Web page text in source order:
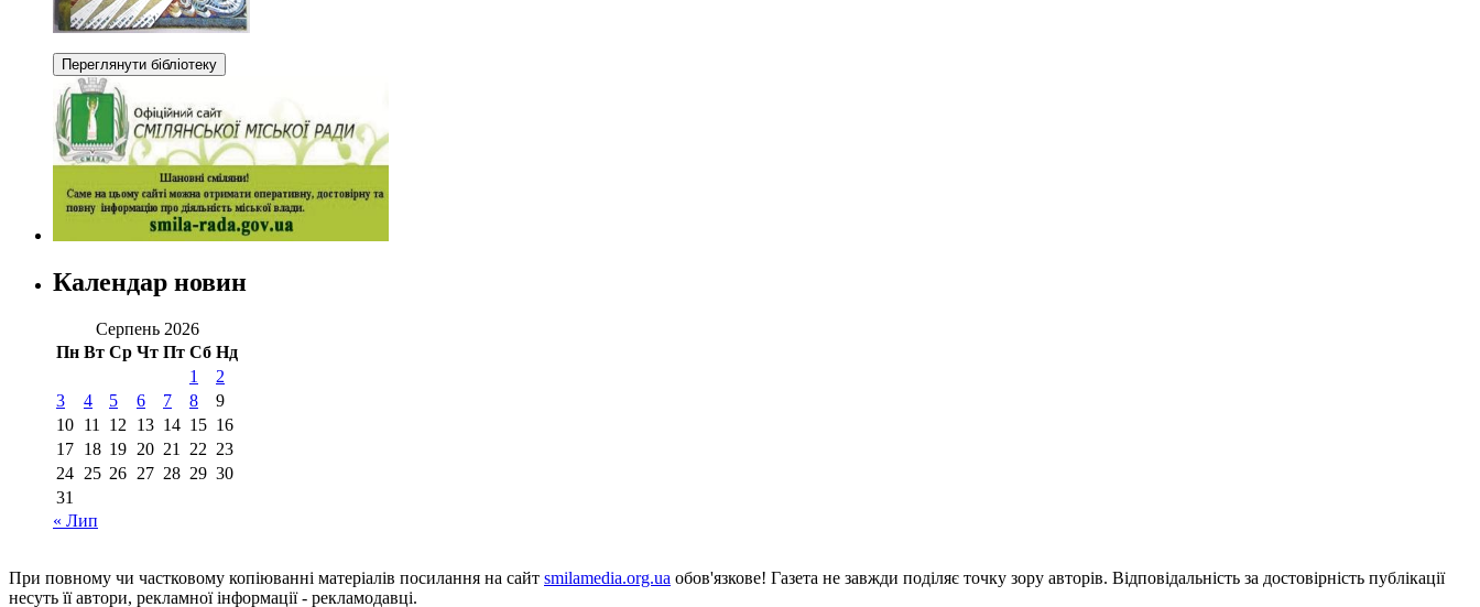
Календар новин
Серпень 2026
Пн Вт Ср Чт Пт Сб Нд
1
2
3
4 5 6 7 8
9
10 11 12 13 14 15 16
17 18 19 20 21 22 23
24 25 26 27 28 29 30
31
« Лип
При повному чи частковому копіюванні матеріалів посилання на сайт smilamedia.org.ua обов'язкове! Газета не завжди поділяє точку зору авторів. Відповідальність за достовірність публікації
несуть її автори, рекламної інформації - рекламодавці.